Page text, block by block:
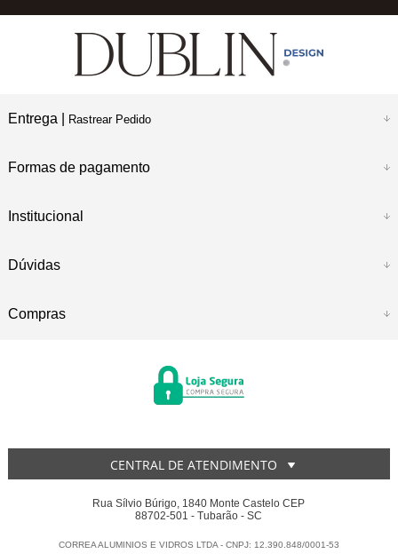
Entrega | Rastrear Pedido
Formas de pagamento
Institucional
Dúvidas
Compras
CENTRAL DE ATENDIMENTO
Rua Sílvio Búrigo, 1840 Monte Castelo CEP
88702-501 - Tubarão - SC
CORREA ALUMINIOS E VIDROS LTDA - CNPJ: 12.390.848/0001-53